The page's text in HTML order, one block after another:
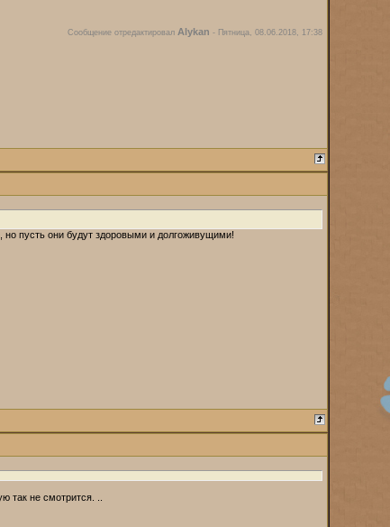
Сообщение отредактировал Alykan - Пятница, 08.06.2018, 17:38
пусть они будут здоровыми и долгоживущими!
так не смотрится. ..